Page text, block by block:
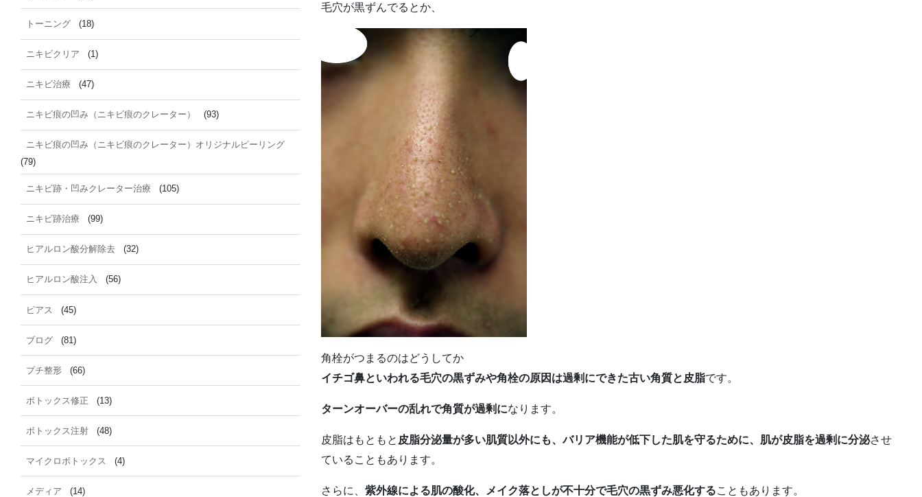
毛穴が黒ずんでるとか、
角栓がつまるのはどうしてか
イチゴ鼻といわれる毛穴の黒ずみや角栓の原因は過剰にできた古い角質と皮脂です。
ターンオーバーの乱れで角質が過剰になります。
皮脂はもともと 皮脂分泌量が多い肌質以外にも、バリア機能が低下した肌を守るために、肌が皮脂を過剰に分泌させ
ていることもあります。
さらに、 紫外線による肌の酸化、メイク落としが不十分で毛穴の黒ずみ悪化することもあります。
トーニング (18)
ニキビクリア (1)
ニキビ治療 (47)
ニキビ痕の凹み（ニキビ痕のクレーター） (93)
ニキビ痕の凹み（ニキビ痕のクレーター）オリジナルピーリング
(79)
ニキビ跡・凹みクレーター治療 (105)
ニキビ跡治療 (99)
ヒアルロン酸分解除去 (32)
ヒアルロン酸注入 (56)
ピアス (45)
ブログ (81)
プチ整形 (66)
ボトックス修正 (13)
ボトックス注射 (48)
マイクロボトックス (4)
メディア (14)